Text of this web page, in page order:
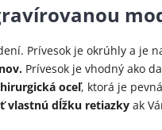
Prívesok je okrúhly a je
Prívesok je vhodný ako
oceľ, ktorá je
vlastnú dĺžku retiazky ak